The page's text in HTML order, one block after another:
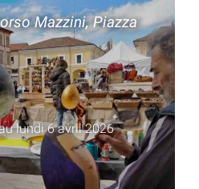
Mazzini, Piazza
lundi 6 avril 2026